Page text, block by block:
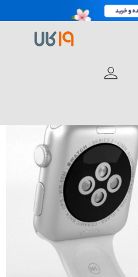
ساعت هوشمند اپل سری 2 مدل 42mm Silver Aluminum Case